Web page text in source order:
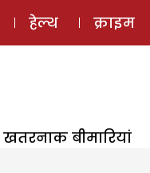
ऑडियो स्टोरी
हेल्थ क्राइम
बीमारियां